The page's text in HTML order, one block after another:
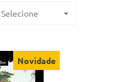
Selecione
Menor preço
Novidade